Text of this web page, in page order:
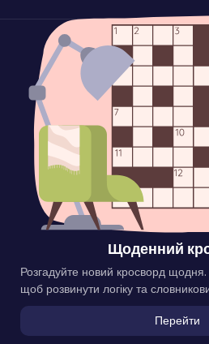
Щоденний
Розгадуйте новий кросворд щодня.
щоб розвинути логіку та
Перейти